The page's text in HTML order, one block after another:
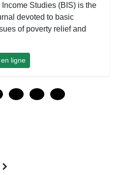
Studies (BIS) is the
devoted to basic
of poverty relief and
ligne